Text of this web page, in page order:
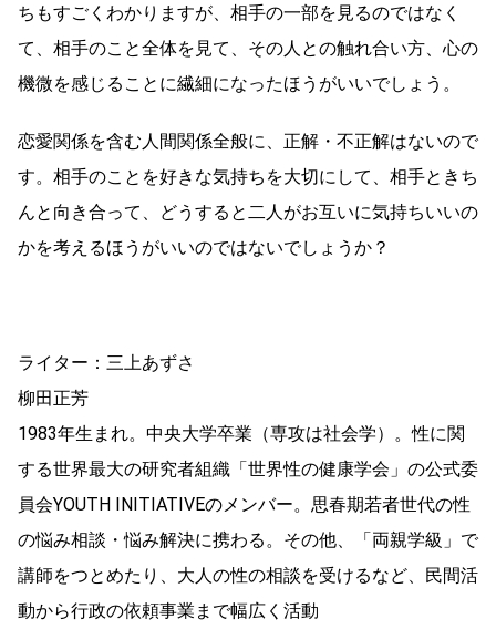
ちもすごくわかりますが、相手の一部を見るのではなく
て、相手のこと全体を見て、その人との触れ合い方、心の
機微を感じることに繊細になったほうがいいでしょう。
恋愛関係を含む人間関係全般に、正解・不正解はないので
す。相手のことを好きな気持ちを大切にして、相手ときち
んと向き合って、どうすると二人がお互いに気持ちいいの
かを考えるほうがいいのではないでしょうか？
ライター：三上あずさ
柳田正芳
1983年生まれ。中央大学卒業（専攻は社会学）。性に関
する世界最大の研究者組織「世界性の健康学会」の公式委
員会YOUTH INITIATIVEのメンバー。思春期若者世代の性
の悩み相談・悩み解決に携わる。その他、「両親学級」で
講師をつとめたり、大人の性の相談を受けるなど、民間活
動から行政の依頼事業まで幅広く活動